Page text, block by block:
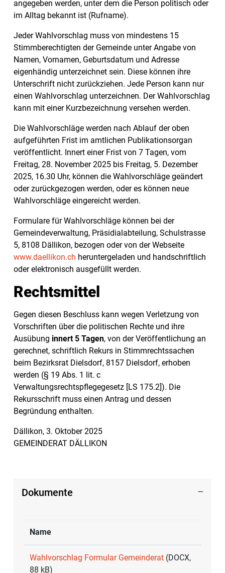
angegeben werden, unter dem die Person politisch oder
im Alltag bekannt ist (Rufname).
Jeder Wahlvorschlag muss von mindestens 15
Stimmberechtigten der Gemeinde unter Angabe von
Namen, Vornamen, Geburtsdatum und Adresse
eigenhändig unterzeichnet sein. Diese können ihre
Unterschrift nicht zurückziehen. Jede Person kann nur
einen Wahlvorschlag unterzeichnen. Der Wahlvorschlag
kann mit einer Kurzbezeichnung versehen werden.
Die Wahlvorschläge werden nach Ablauf der oben
aufgeführten Frist im amtlichen Publikationsorgan
veröffentlicht. Innert einer Frist von 7 Tagen, vom
Freitag, 28. November 2025 bis Freitag, 5. Dezember
2025, 16.30 Uhr, können die Wahlvorschläge geändert
oder zurückgezogen werden, oder es können neue
Wahlvorschläge eingereicht werden.
Formulare für Wahlvorschläge können bei der
Gemeindeverwaltung, Präsidialabteilung, Schulstrasse
5, 8108 Dällikon, bezogen oder von der Webseite
www.daellikon.ch heruntergeladen und handschriftlich
oder elektronisch ausgefüllt werden.
Rechtsmittel
Gegen diesen Beschluss kann wegen Verletzung von
Vorschriften über die politischen Rechte und ihre
Ausübung innert 5 Tagen, von der Veröffentlichung an
gerechnet, schriftlich Rekurs in Stimmrechtssachen
beim Bezirksrat Dielsdorf, 8157 Dielsdorf, erhoben
werden (§ 19 Abs. 1 lit. c
Verwaltungsrechtspflegegesetz [LS 175.2]). Die
Rekursschrift muss einen Antrag und dessen
Begründung enthalten.
Dällikon, 3. Oktober 2025
GEMEINDERAT DÄLLIKON
Dokumente
Name
Wahlvorschlag Formular Gemeinderat (DOCX,
88 kB)